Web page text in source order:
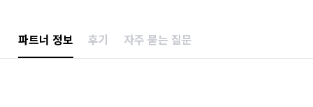
파트너 정보 후기 자주 묻는 질문